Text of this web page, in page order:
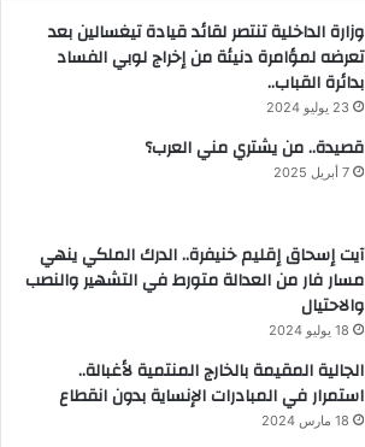
وزارة الداخلية تنتصر لقائد قيادة تيغسالين بعد
تعرضه لمؤامرة دنيئة من إخراج لوبي الفساد
بدائرة القباب..
23 يوليو 2024
قصيدة.. من يشتري مني العرب؟
7 أبريل 2025
آيت إسحاق إقليم خنيفرة.. الدرك الملكي ينهي
مسار فار من العدالة متورط في التشهير والنصب
والاحتيال
18 يوليو 2024
الجالية المقيمة بالخارج المنتمية لأغبالة..
استمرار في المبادرات الإنساية بدون انقطاع
18 مارس 2024